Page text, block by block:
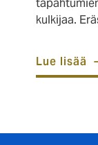
kulkijaa.
Lue lisää